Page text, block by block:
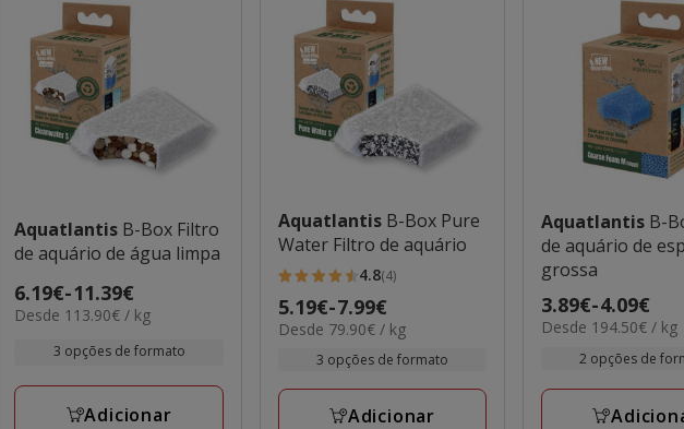
Aquatlantis B-Box Filtro
de aquário de água limpa
Preço
de
6.19€
11.39€
6.19€-11.39€
113.90€
Desde 113.90€ / kg
3 opções de formato
Adicionar
Aquatlantis B-Box Pure
Water Filtro de aquário
4.8
estrelas
com
avaliações
4.8(4)
Preço
de
5.19€
a
5.19€-7.99€
79.90€
Desde 79.90€ / kg
3 opções de formato
Adicionar
Aquatlantis B-
de aquário de
grossa
Preço
de
3.89€
3.89€-4.09€
194.50€
Desde 194.50€ / kg
2 opções de